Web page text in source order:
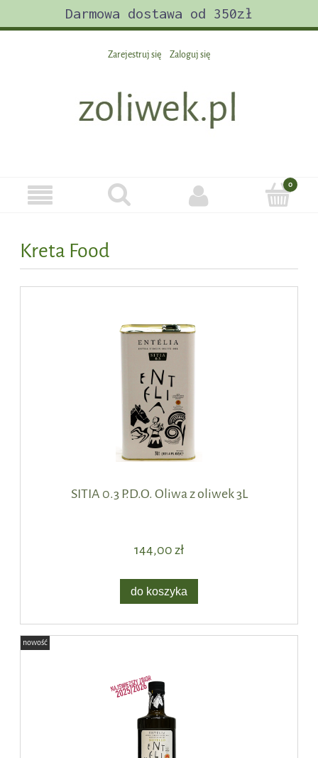
Darmowa dostawa od 350zł
Zarejestruj się Zaloguj się
Kreta Food
SITIA 0.3 P.D.O. Oliwa z oliwek 3L
144,00 zł
do koszyka
nowość